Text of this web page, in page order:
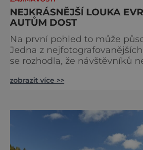
NEJKRÁSNĚJŠÍ LOUKA
AUTŮM DOST
Na první pohled to může
Jedna z
se rozhodla, že návštěvníků
louka v Evropě, zavádí od léta
přijíždějí. Nejde o boj proti
ochranu krajiny, která už
vlastního úspě
zobrazit více >>